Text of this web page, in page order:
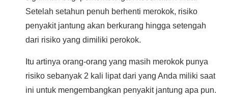
Setelah setahun penuh berhenti merokok, risiko
penyakit jantung akan berkurang hingga setengah
dari risiko yang dimiliki perokok.
Itu artinya orang-orang yang masih merokok punya
risiko sebanyak 2 kali lipat dari yang Anda miliki saat
ini untuk mengembangkan penyakit jantung apa pun.